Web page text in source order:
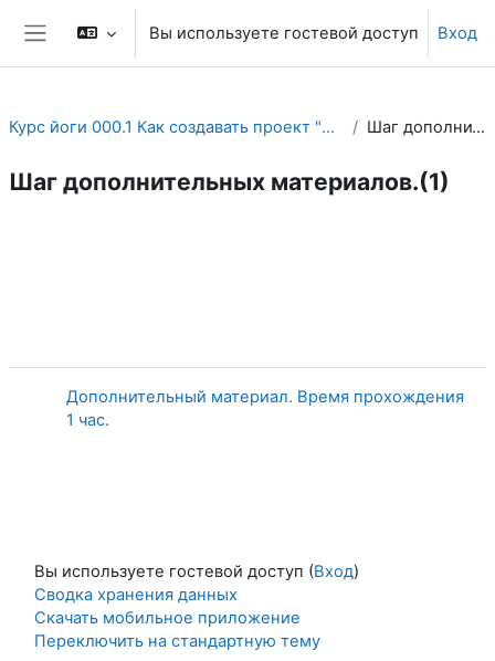
Перейти к основному содержанию
Боковая панель
Вы используете гостевой доступ Вход
Курс йоги 000.1 Как создавать проект "Преодоление одиночества женщины и мужчины в йоге" . Шаг дополнительных материалов.(1)
Шаг дополнительных материалов.(1)
Дополнительный материал. Время прохождения
1 час.
Вы используете гостевой доступ (Вход)
Сводка хранения данных
Скачать мобильное приложение
Переключить на стандартную тему